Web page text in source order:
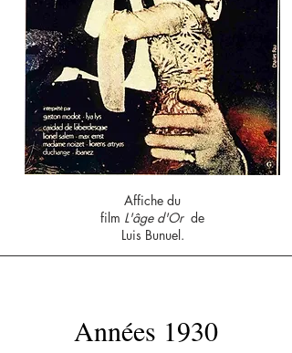
Affiche du
film L'âge d'Or de
Luis Bunuel.
Années 1930